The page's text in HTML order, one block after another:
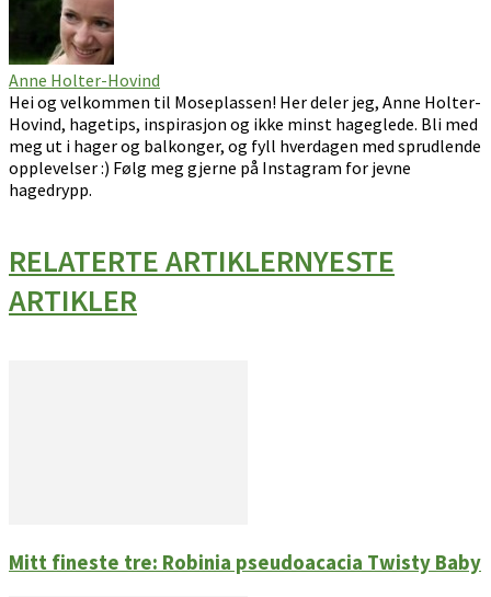
Anne Holter-Hovind
Hei og velkommen til Moseplassen! Her deler jeg, Anne Holter-
Hovind, hagetips, inspirasjon og ikke minst hageglede. Bli med
meg ut i hager og balkonger, og fyll hverdagen med sprudlende
opplevelser :) Følg meg gjerne på Instagram for jevne
hagedrypp.
RELATERTE ARTIKLERNYESTE
ARTIKLER
Mitt fineste tre: Robinia pseudoacacia Twisty Baby